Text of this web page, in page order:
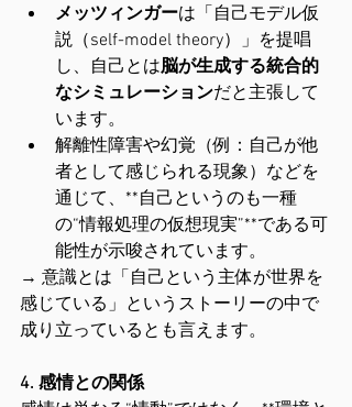
メッツィンガーは「自己モデル仮
説（self-model theory）」を提唱
し、自己とは脳が生成する統合的
なシミュレーションだと主張して
います。
解離性障害や幻覚（例：自己が他
者として感じられる現象）などを
通じて、**自己というのも一種
の“情報処理の仮想現実”**である可
能性が示唆されています。
→ 意識とは「自己という主体が世界を
感じている」というストーリーの中で
成り立っているとも言えます。
4. 感情との関係